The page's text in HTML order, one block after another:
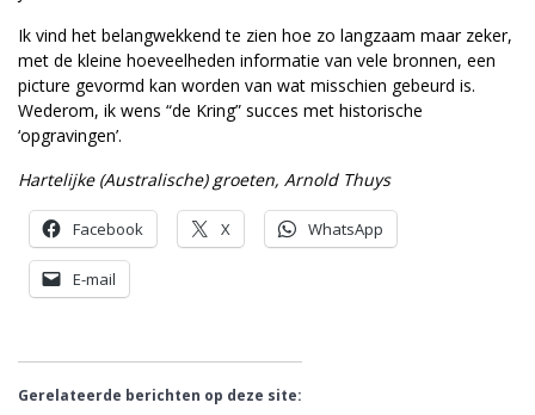
Ik vind het belangwekkend te zien hoe zo langzaam maar zeker,
met de kleine hoeveelheden informatie van vele bronnen, een
picture gevormd kan worden van wat misschien gebeurd is.
Wederom, ik wens “de Kring” succes met historische
‘opgravingen’.
Hartelijke (Australische) groeten, Arnold Thuys
Facebook X WhatsApp
E-mail
Gerelateerde berichten op deze site: